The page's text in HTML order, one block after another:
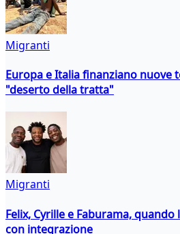
Migranti
Europa e Italia finanziano nuove
"deserto della tratta"
Migranti
Felix, Cyrille e Faburama,
con integrazione